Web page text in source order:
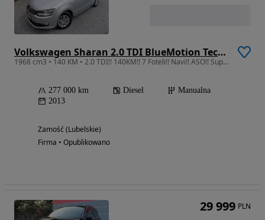
Volkswagen Sharan 2.0 TDI BlueMotion Technology Comfortline
1968 cm3 • 140 KM • 2.0 TDI!! 140KM!! 7 Foteli!! Navi!! ASO!! Super Stan!! Oryginał!!
277 000 km Diesel
Manualna
2013
Zamość (Lubelskie)
Firma • Opublikowano
29 999 PLN